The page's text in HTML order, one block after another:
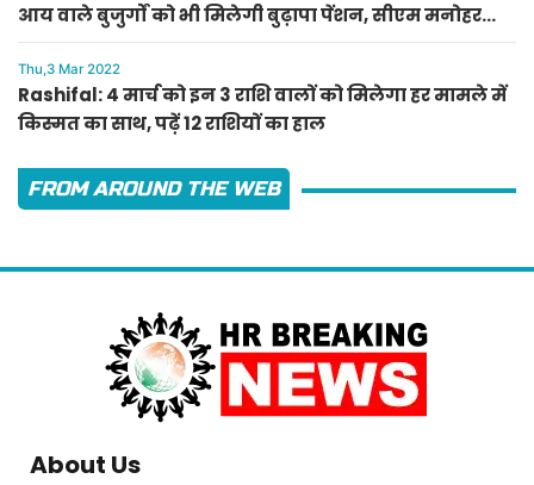
आय वाले बुजुर्गों को भी मिलेगी बुढ़ापा पेंशन, सीएम मनोहर
लाल का ऐलान
Thu,3 Mar 2022
Rashifal: 4 मार्च को इन 3 राशि वालों को मिलेगा हर मामले में
किस्मत का साथ, पढ़ें 12 राशियों का हाल
FROM AROUND THE WEB
About Us